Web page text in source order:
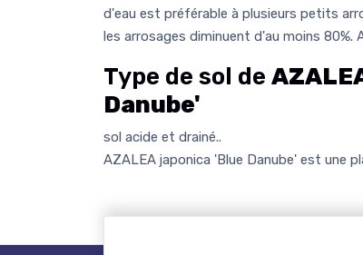
d'eau est préférable à plusieurs petits
les arrosages diminuent d'au moins 80%.
Type de sol de
Danube'
sol acide et drainé..
AZALEA japonica 'Blue Danube' est une